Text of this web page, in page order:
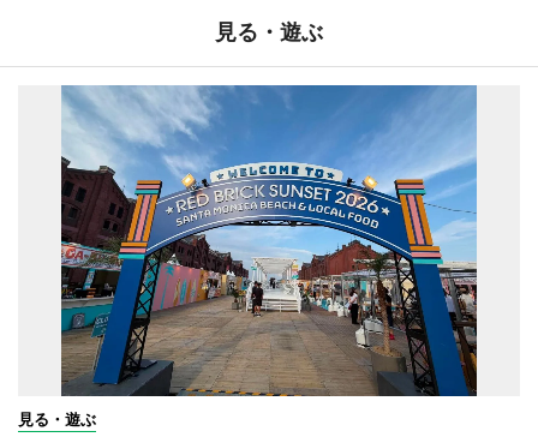
見る・遊ぶ
見る・遊ぶ